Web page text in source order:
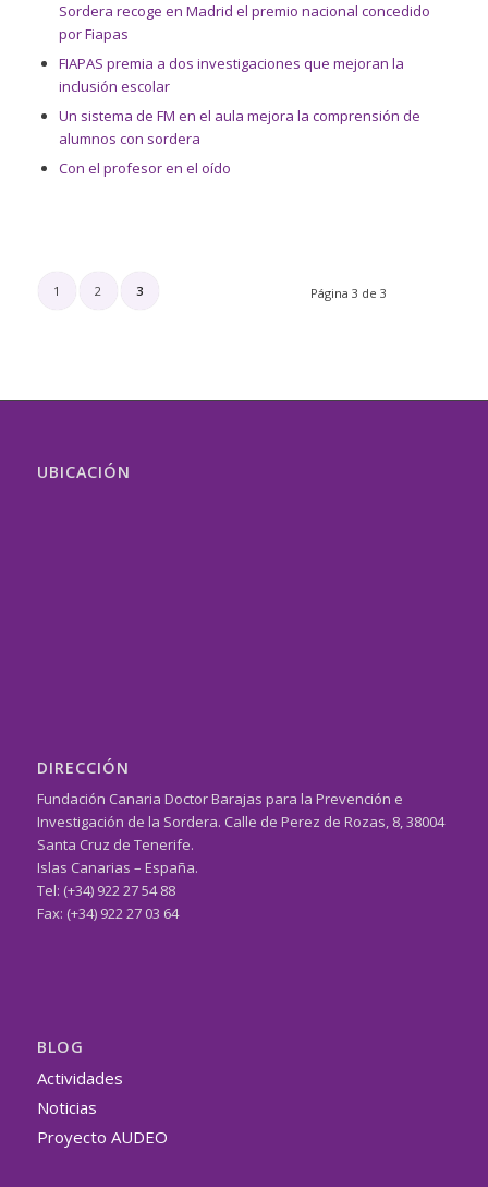
Sordera recoge en Madrid el premio nacional concedido
por Fiapas
FIAPAS premia a dos investigaciones que mejoran la
inclusión escolar
Un sistema de FM en el aula mejora la comprensión de
alumnos con sordera
Con el profesor en el oído
Página 3 de 3
1 2 3
UBICACIÓN
DIRECCIÓN
Fundación Canaria Doctor Barajas para la Prevención e
Investigación de la Sordera. Calle de Perez de Rozas, 8, 38004
Santa Cruz de Tenerife.
Islas Canarias – España.
Tel: (+34) 922 27 54 88
Fax: (+34) 922 27 03 64
BLOG
Actividades
Noticias
Proyecto AUDEO